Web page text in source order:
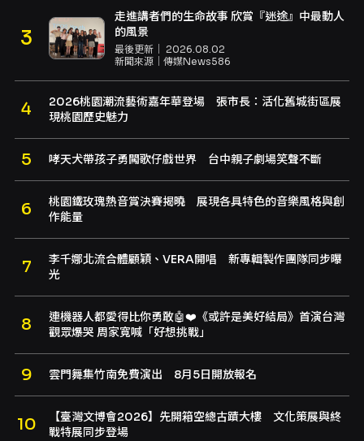
走進講者們的生命故事 欣賞『迷途』中最動人
的風景
最後更新｜ 2026.08.02
新聞來源｜ 傳媒News586
2026桃園潮流藝術嘉年華登場 張市長：活化舊城街區展
現桃園歷史魅力
哮天犬帶孩子勇闖歌仔戲世界 台中親子劇場笑聲不斷
桃園鐵玫瑰熱音賞決賽揭曉 展現各具特色的音樂風格與創
作能量
李千娜北流合體顧穎、VERA開唱 新專輯製作團隊同步曝
光
連機器人都愛得比你勇敢🤖❤️《或許是美好結局》首演台灣
觀眾爆哭 周家寬喊「好想挑戰」
雲門舞集竹南免費演出 8月5日開放報名
【臺灣文博會2026】先開箱空總古蹟大樓 文化策展與終
戰特展同步登場